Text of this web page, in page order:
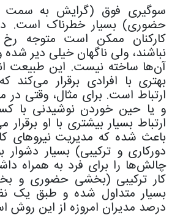
سوگیری فوق (گرایش به سمت
حضوری) بسیار خطرناک است.
کارکنان ممکن است متوجه رخ
نباشند، ولی ناگهان خیلی دیر
آن‌ها ساخته نیست. این طبیعت
بهتری با افرادی برقرار می‌کند
ارتباط است. برای مثال، وقتی
و یا حین خوردن نوشیدنی با
ارتباط بسیار بیشتری با او
باعث شده که مدیریت نیروهای
دورکاری و ترکیبی) بسیار
چالش‌ها را برای فرد به همراه
کار ترکیبی (بخشی حضوری و
درصد مدیران امروزه از این روش